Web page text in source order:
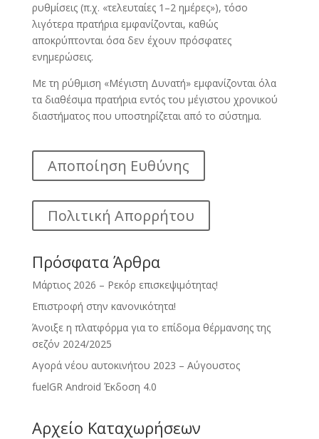
ρυθμίσεις (π.χ. «τελευταίες 1–2 ημέρες»), τόσο
λιγότερα πρατήρια εμφανίζονται, καθώς
αποκρύπτονται όσα δεν έχουν πρόσφατες
ενημερώσεις.
Με τη ρύθμιση «Μέγιστη Δυνατή» εμφανίζονται όλα
τα διαθέσιμα πρατήρια εντός του μέγιστου χρονικού
διαστήματος που υποστηρίζεται από το σύστημα.
Αποποίηση Ευθύνης
Πολιτική Απορρήτου
Πρόσφατα Άρθρα
Μάρτιος 2026 – Ρεκόρ επισκεψιμότητας!
Επιστροφή στην κανονικότητα!
Άνοιξε η πλατφόρμα για το επίδομα θέρμανσης της
σεζόν 2024/2025
Αγορά νέου αυτοκινήτου 2023 – Αύγουστος
fuelGR Android Έκδοση 4.0
Αρχείο Καταχωρήσεων